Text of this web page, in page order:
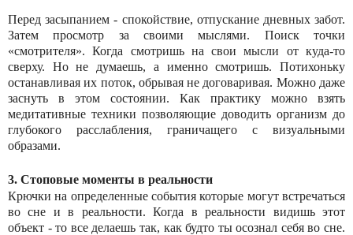
Перед засыпанием - спокойствие, отпускание дневных забот.
Затем просмотр за своими мыслями. Поиск точки
«смотрителя». Когда смотришь на свои мысли от куда-то
сверху. Но не думаешь, а именно смотришь. Потихоньку
останавливая их поток, обрывая не договаривая. Можно даже
заснуть в этом состоянии. Как практику можно взять
медитативные техники позволяющие доводить организм до
глубокого расслабления, граничащего с визуальными
образами.
3. Стоповые моменты в реальности
Крючки на определенные события которые могут встречаться
во сне и в реальности. Когда в реальности видишь этот
объект - то все делаешь так, как будто ты осознал себя во сне.